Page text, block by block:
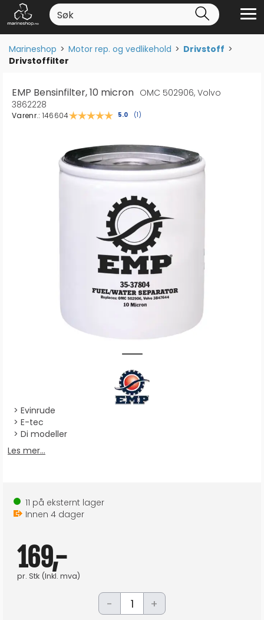
Marineshop>Motor rep. og vedlikehold>Drivstoff>
Drivstoffilter
EMP Bensinfilter, 10 micron OMC 502906, Volvo
3862228
Varenr.: 146604 Gjennomsnittskarakter:
5.0 (stemmer:
1)
Evinrude
E-tec
Di modeller
Les mer...
11 på eksternt lager
Innen 4 dager
169,-
pr. Stk (Inkl. mva)
- +